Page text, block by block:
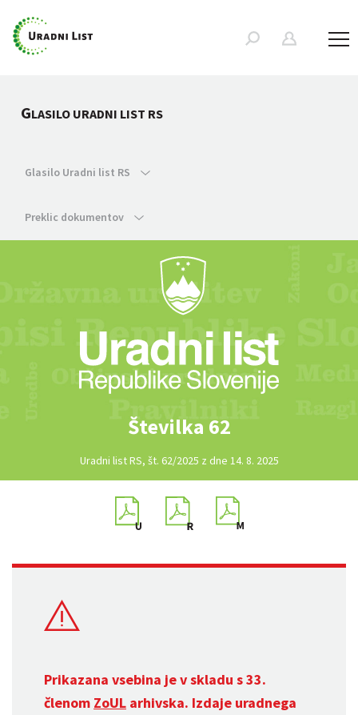
GLASILO URADNI LIST RS
Glasilo Uradni list RS
Preklic dokumentov
Številka 62
Uradni list RS, št. 62/2025 z dne 14. 8. 2025
Prikazana vsebina je v skladu s 33.
členom ZoUL arhivska. Izdaje uradnega